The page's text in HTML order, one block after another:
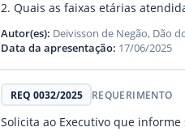
2. Quais as faixas etárias
Autor(es): Deivisson de Negão, Dão
Data da apresentação: 17/06/2025
REQ 0032/2025 REQUERIMENTO
Solicita ao Executivo que